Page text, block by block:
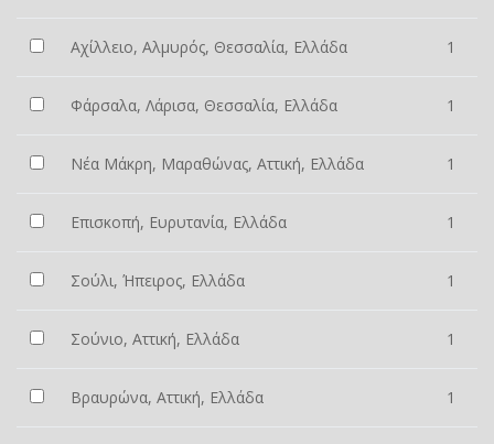
Αχίλλειο, Αλμυρός, Θεσσαλία, Ελλάδα 1
Φάρσαλα, Λάρισα, Θεσσαλία, Ελλάδα 1
Νέα Μάκρη, Μαραθώνας, Αττική, Ελλάδα 1
Επισκοπή, Ευρυτανία, Ελλάδα 1
Σούλι, Ήπειρος, Ελλάδα 1
Σούνιο, Αττική, Ελλάδα 1
Βραυρώνα, Αττική, Ελλάδα 1